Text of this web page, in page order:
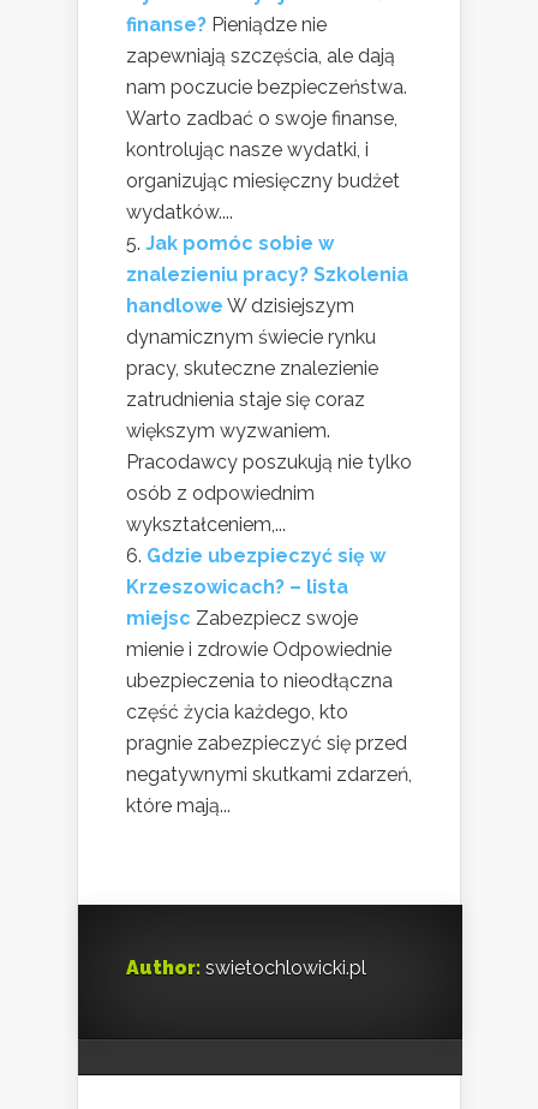
finanse? Pieniądze nie
zapewniają szczęścia, ale dają
nam poczucie bezpieczeństwa.
Warto zadbać o swoje finanse,
kontrolując nasze wydatki, i
organizując miesięczny budżet
wydatków....
Jak pomóc sobie w
znalezieniu pracy? Szkolenia
handlowe W dzisiejszym
dynamicznym świecie rynku
pracy, skuteczne znalezienie
zatrudnienia staje się coraz
większym wyzwaniem.
Pracodawcy poszukują nie tylko
osób z odpowiednim
wykształceniem,...
Gdzie ubezpieczyć się w
Krzeszowicach? – lista
miejsc Zabezpiecz swoje
mienie i zdrowie Odpowiednie
ubezpieczenia to nieodłączna
część życia każdego, kto
pragnie zabezpieczyć się przed
negatywnymi skutkami zdarzeń,
które mają...
Author: swietochlowicki.pl